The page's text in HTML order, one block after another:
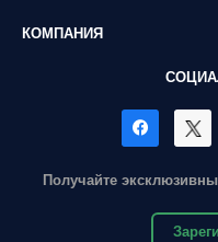
КОМПАНИЯ
Получайте